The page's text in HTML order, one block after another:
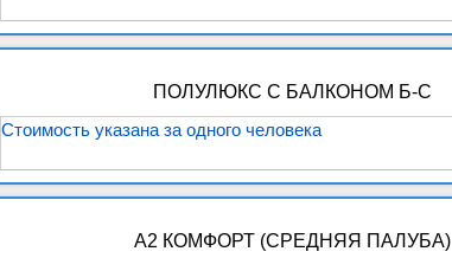
ПОЛУЛЮКС С БАЛКОНОМ Б-С
Стоимость указана за одного человека
А2 КОМФОРТ (СРЕДНЯЯ ПАЛУБА)